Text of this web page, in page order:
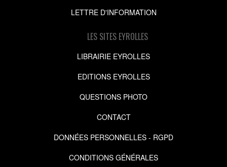
LETTRE D'INFORMATION
LES SITES EYROLLES
LIBRAIRIE EYROLLES
EDITIONS EYROLLES
QUESTIONS PHOTO
CONTACT
DONNÉES PERSONNELLES - RGPD
CONDITIONS GÉNÉRALES